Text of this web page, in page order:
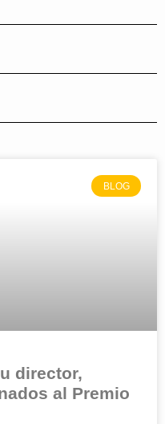
BLOG
director,
al Premio